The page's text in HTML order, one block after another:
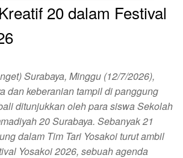
20 dalam Festival
Surabaya, Minggu (12/7/2026),
dan keberanian tampil di panggung
ditunjukkan oleh para siswa Sekolah
20 Surabaya. Sebanyak 21
dalam Tim Tari Yosakoi turut ambil
Yosakoi 2026, sebuah agenda